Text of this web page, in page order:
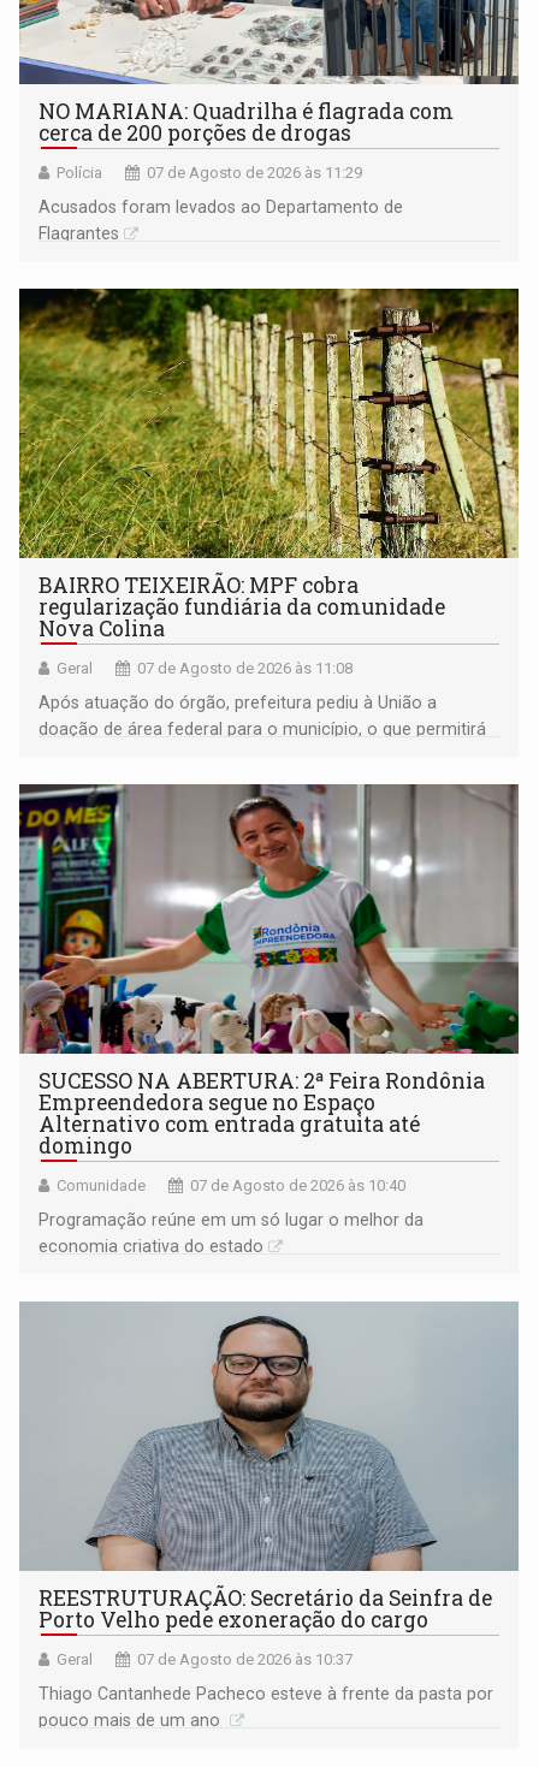
NO MARIANA: Quadrilha é flagrada com
cerca de 200 porções de drogas
Polícia 07 de Agosto de 2026 às 11:29
Acusados foram levados ao Departamento de
Flagrantes
BAIRRO TEIXEIRÃO: MPF cobra
regularização fundiária da comunidade
Nova Colina
Geral 07 de Agosto de 2026 às 11:08
Após atuação do órgão, prefeitura pediu à União a
doação de área federal para o município, o que permitirá
SUCESSO NA ABERTURA: 2ª Feira Rondônia
Empreendedora segue no Espaço
Alternativo com entrada gratuita até
domingo
Comunidade 07 de Agosto de 2026 às 10:40
Programação reúne em um só lugar o melhor da
economia criativa do estado
REESTRUTURAÇÃO: Secretário da Seinfra de
Porto Velho pede exoneração do cargo
Geral 07 de Agosto de 2026 às 10:37
Thiago Cantanhede Pacheco esteve à frente da pasta por
pouco mais de um ano